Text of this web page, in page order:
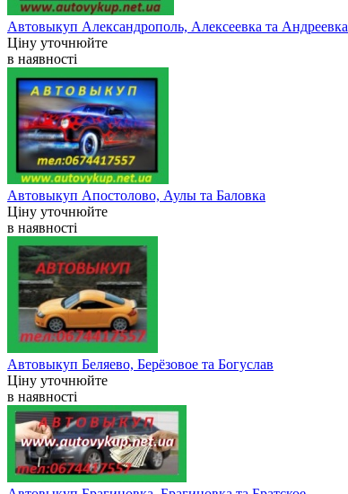
Автовыкуп Александрополь, Алексеевка та Андреевка
Ціну уточнюйте
в наявності
Автовыкуп Апостолово, Аулы та Баловка
Ціну уточнюйте
в наявності
Автовыкуп Беляево, Берёзовое та Богуслав
Ціну уточнюйте
в наявності